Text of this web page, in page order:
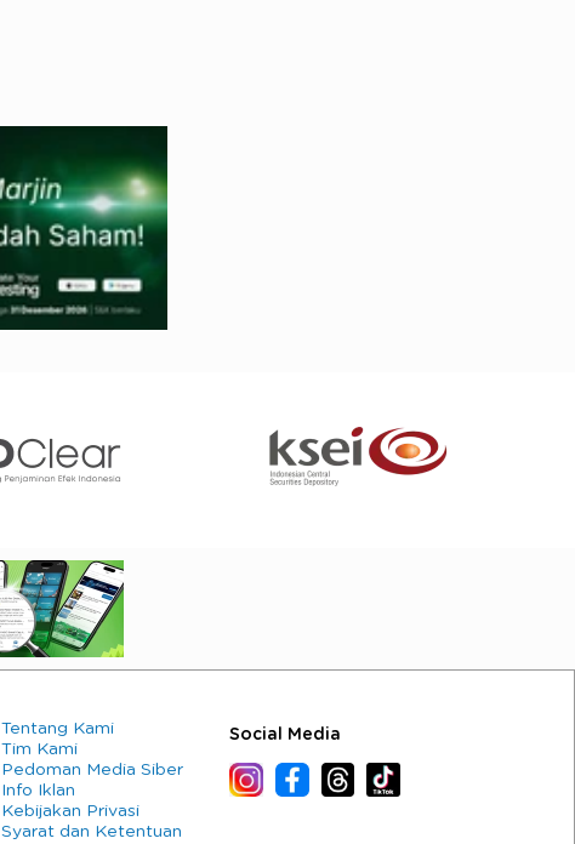
Tentang Kami
Tim Kami
Pedoman Media Siber
Info Iklan
Kebijakan Privasi
Syarat dan Ketentuan
Social Media